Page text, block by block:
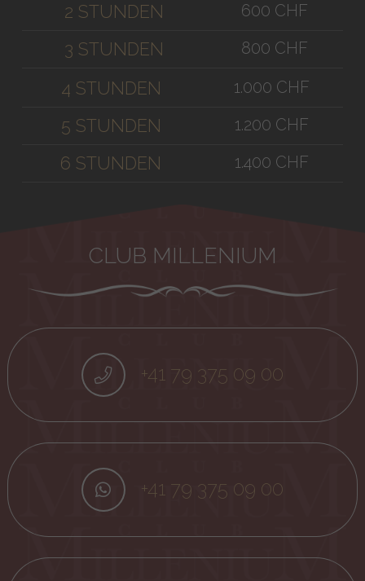
2 STUNDEN 600 CHF
3 STUNDEN 800 CHF
4 STUNDEN 1.000 CHF
5 STUNDEN 1.200 CHF
6 STUNDEN 1.400 CHF
CLUB MILLENIUM
+41 79 375 09 00
+41 79 375 09 00